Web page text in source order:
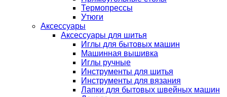
Термопрессы
Утюги
Аксессуары
Аксессуары для шитья
Иглы для бытовых машин
Машинная вышивка
Иглы ручные
Инструменты для шитья
Инструменты для вязания
Лапки для бытовых швейных машин